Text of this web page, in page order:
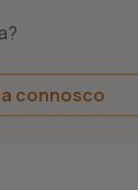
connosco